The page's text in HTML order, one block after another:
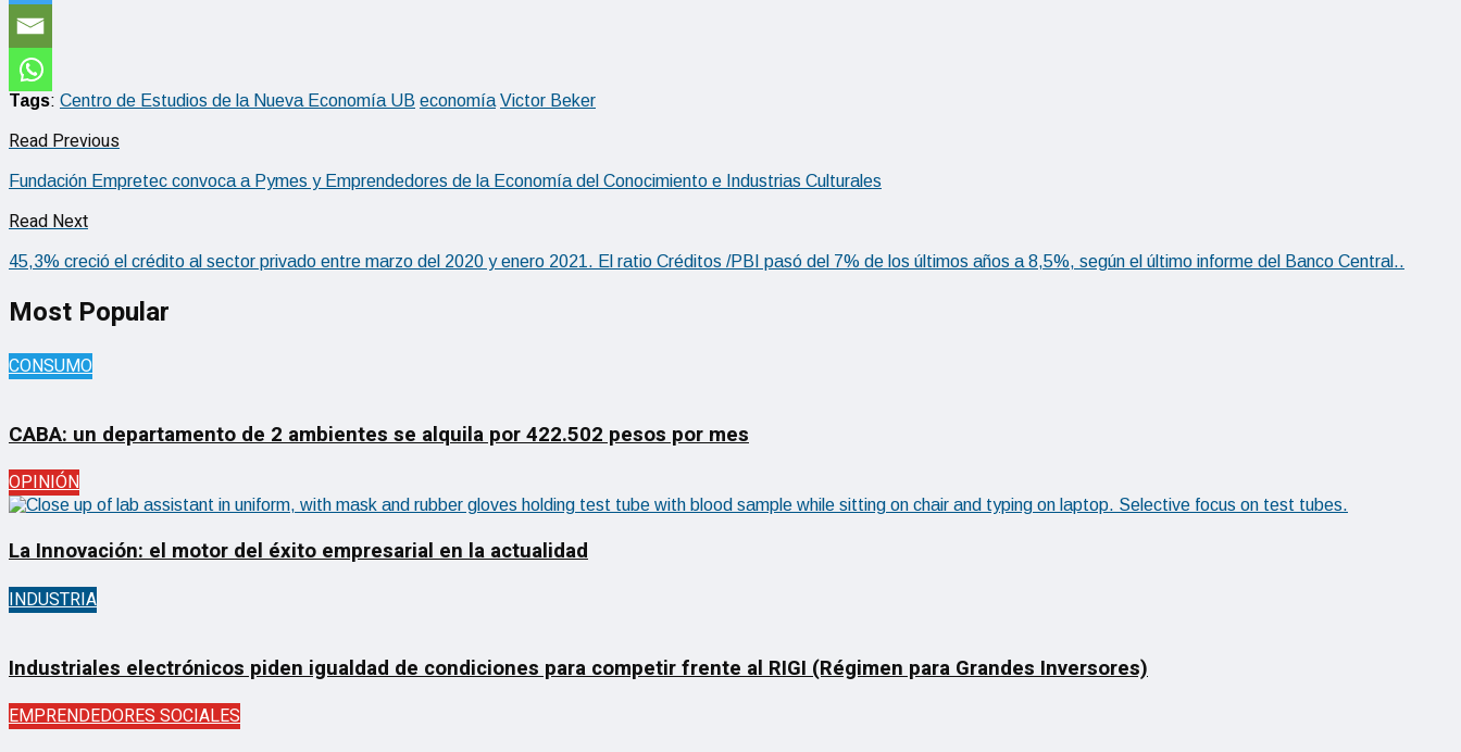
Tags: Centro de Estudios de la Nueva Economía UB economía Victor Beker
Read Previous
Fundación Empretec convoca a Pymes y Emprendedores de la Economía del Conocimiento e Industrias Culturales
Read Next
45,3% creció el crédito al sector privado entre marzo del 2020 y enero 2021. El ratio Créditos /PBI pasó del 7% de los últimos años a 8,5%, según el último informe del Banco Central..
Most Popular
CONSUMO
CABA: un departamento de 2 ambientes se alquila por 422.502 pesos por mes
OPINIÓN
La Innovación: el motor del éxito empresarial en la actualidad
INDUSTRIA
Industriales electrónicos piden igualdad de condiciones para competir frente al RIGI (Régimen para Grandes Inversores)
EMPRENDEDORES SOCIALES